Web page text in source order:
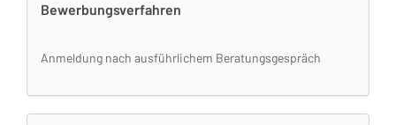
Bewerbungsverfahren
Anmeldung nach ausführlichem Beratungsgespräch